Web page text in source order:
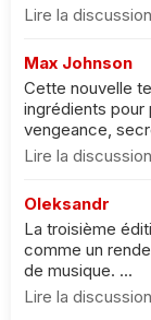
Lire la
Max Johnson
Cette nouvelle
ingrédients pour
vengeance,
Lire la
Oleksandr
La troisième
comme un
de musique. ...
Lire la